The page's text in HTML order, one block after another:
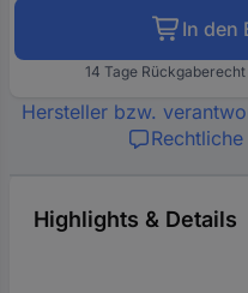
In den
14 Tage
Hersteller bzw.
Highlights & Details